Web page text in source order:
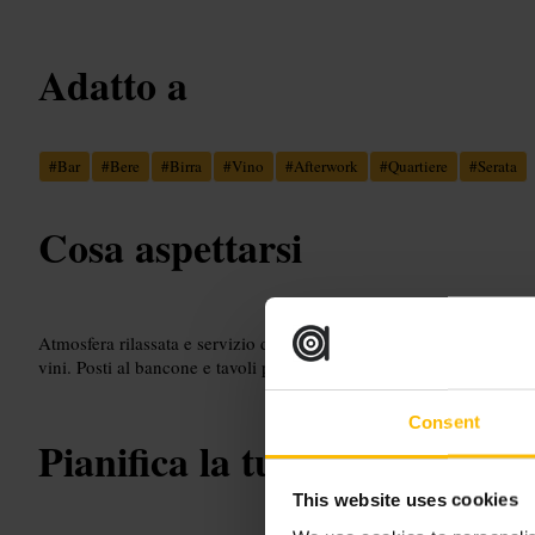
Consent
This website uses cookies
Adatto a
#Bar #Bere #Birra #Vino #Afterwork #Quartiere #Serata
Cosa aspettarsi
Atmosfera rilassata e servizio diretto. Offerta incentrata sulle
vini. Posti al bancone e tavoli per piccoli gruppi. Volume della
Pianifica la tua visita